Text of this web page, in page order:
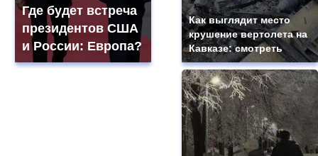
Где будет встреча
президентов США
и России: Европа?
Как выглядит место
крушение вертолета на
Кавказе: смотреть